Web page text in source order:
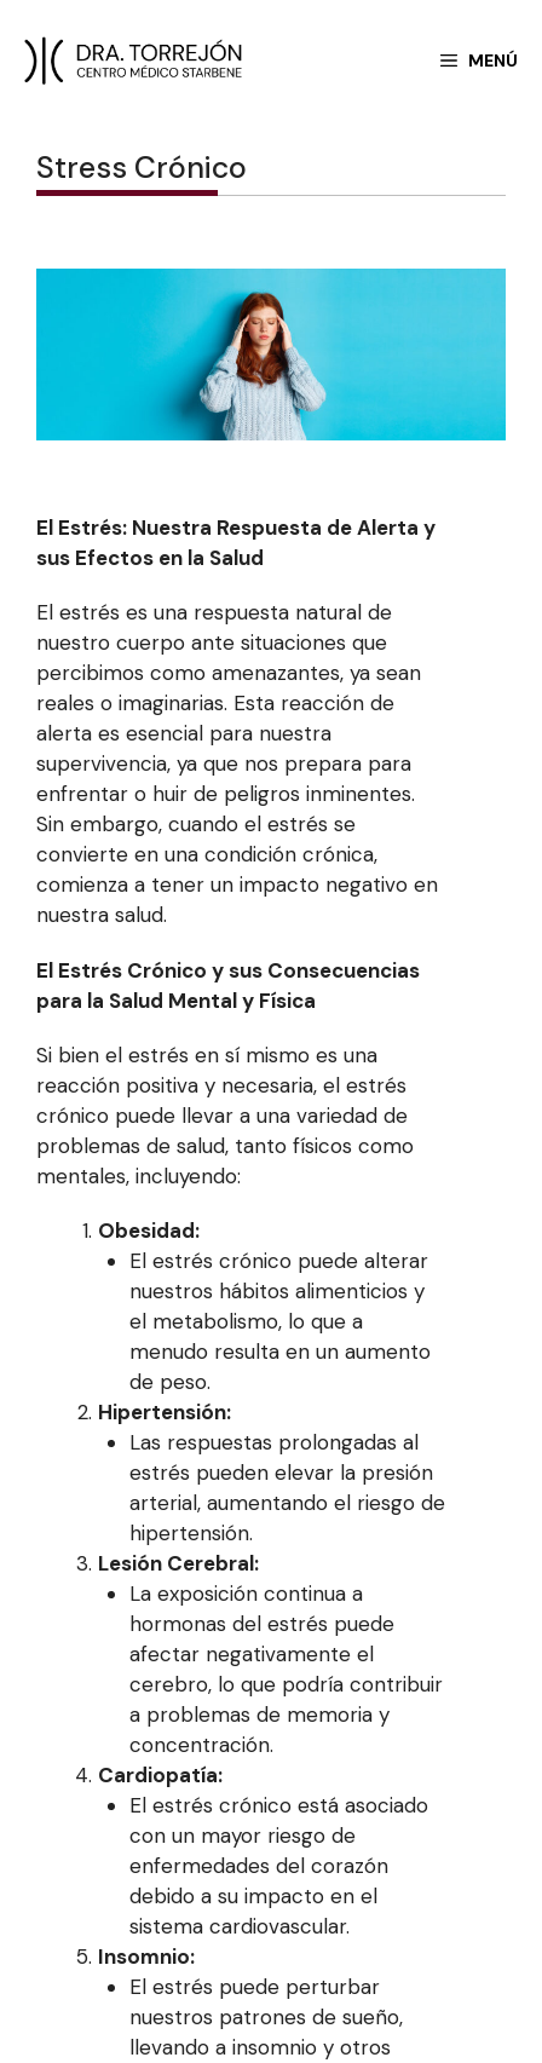
Saltar
MENÚ
Stress Crónico
El Estrés: Nuestra Respuesta de Alerta y
sus Efectos en la Salud
El estrés es una respuesta natural de
nuestro cuerpo ante situaciones que
percibimos como amenazantes, ya sean
reales o imaginarias. Esta reacción de
alerta es esencial para nuestra
supervivencia, ya que nos prepara para
enfrentar o huir de peligros inminentes.
Sin embargo, cuando el estrés se
convierte en una condición crónica,
comienza a tener un impacto negativo en
nuestra salud.
El Estrés Crónico y sus Consecuencias
para la Salud Mental y Física
Si bien el estrés en sí mismo es una
reacción positiva y necesaria, el estrés
crónico puede llevar a una variedad de
problemas de salud, tanto físicos como
mentales, incluyendo:
Obesidad:
El estrés crónico puede alterar
nuestros hábitos alimenticios y
el metabolismo, lo que a
menudo resulta en un aumento
de peso.
Hipertensión:
Las respuestas prolongadas al
estrés pueden elevar la presión
arterial, aumentando el riesgo de
hipertensión.
Lesión Cerebral:
La exposición continua a
hormonas del estrés puede
afectar negativamente el
cerebro, lo que podría contribuir
a problemas de memoria y
concentración.
Cardiopatía:
El estrés crónico está asociado
con un mayor riesgo de
enfermedades del corazón
debido a su impacto en el
sistema cardiovascular.
Insomnio:
El estrés puede perturbar
nuestros patrones de sueño,
llevando a insomnio y otros